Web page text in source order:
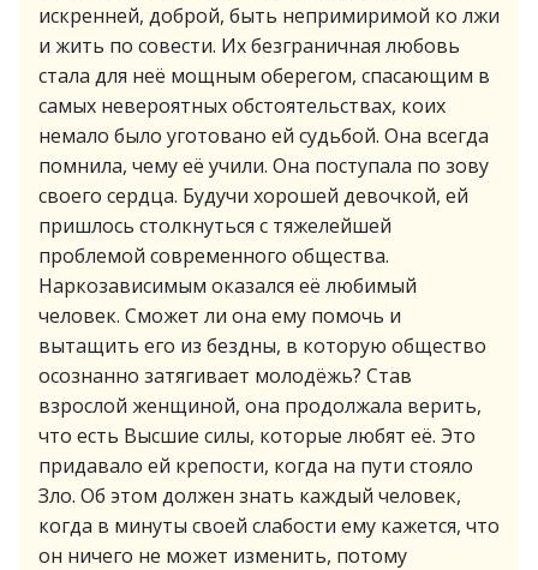
искренней, доброй, быть непримиримой ко лжи
и жить по совести. Их безграничная любовь
стала для неё мощным оберегом, спасающим в
самых невероятных обстоятельствах, коих
немало было уготовано ей судьбой. Она всегда
помнила, чему её учили. Она поступала по зову
своего сердца. Будучи хорошей девочкой, ей
пришлось столкнуться с тяжелейшей
проблемой современного общества.
Наркозависимым оказался её любимый
человек. Сможет ли она ему помочь и
вытащить его из бездны, в которую общество
осознанно затягивает молодёжь? Став
взрослой женщиной, она продолжала верить,
что есть Высшие силы, которые любят её. Это
придавало ей крепости, когда на пути стояло
Зло. Об этом должен знать каждый человек,
когда в минуты своей слабости ему кажется, что
он ничего не может изменить, потому